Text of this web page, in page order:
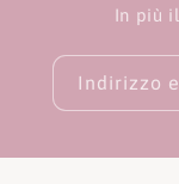
In più il
Indirizzo